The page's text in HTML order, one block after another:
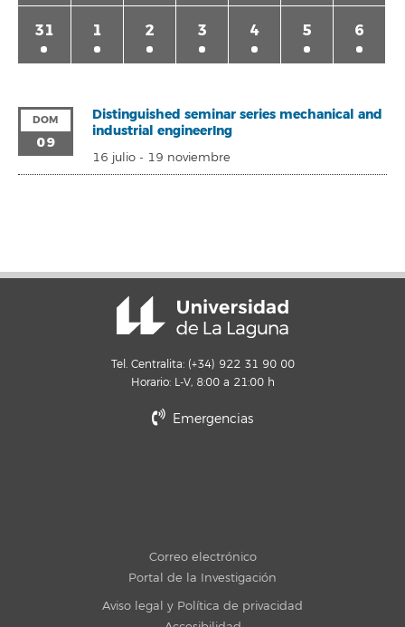
31 1 2 3 4 5 6
DOM
09
Distinguished seminar series mechanical and
industrial engineerIng
16 julio- 19 noviembre
Tel. Centralita: (+34) 922 31 90 00
Horario: L-V, 8:00 a 21:00 h
Emergencias
Correo electrónico
Portal de la Investigación
Aviso legal y Política de privacidad